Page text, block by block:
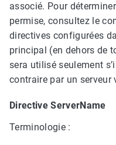
associé. Pour
permise, consultez le
directives configurées
principal (en dehors de
sera utilisé seulement
contraire par un serveur
Directive ServerName
Terminologie :